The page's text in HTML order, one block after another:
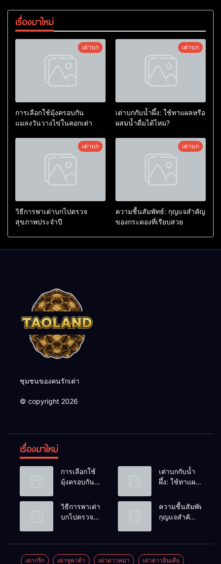
เรื่องมาใหม่
เต่าบก
การเลือกใช้มุ้งครอบกัน
แมลงวันวางไข่ในคอกเต่า
เต่าบก
เต่าบกกับน้ำผึ้ง: ใช้ทาแผลหรือ
ผสมน้ำดื่มได้ไหม?
เต่าบก
วิธีการพาเต่าบกไปตรวจ
สุขภาพประจำปี
เต่าบก
ความชื้นสัมพัทธ์: กุญแจสำคัญ
ของกระดองที่เรียบสวย
ชุมชนของคนรักเต่า
© copyright 2026
เรื่องมาใหม่
การเลือกใช้
มุ้งครอบกัน
วางไข่ในคอก
เต่า
เต่าบกกับน้ำ
ผึ้ง: ใช้ทาแผล
ดื่มได้ไหม?
วิธีการพาเต่า
บกไปตรวจ
ความชื้นสัมพัทธ์:
กุญแจสำคัญ
เต่ากรีก เต่าซูคาต้า เต่าดาวพม่า เต่าดาวอินเดีย